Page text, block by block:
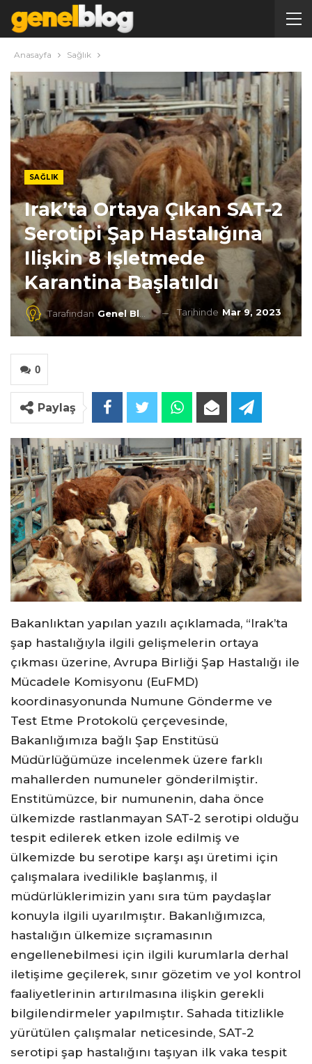
Anasayfa Sağlık
SAĞLIK
Irak’ta Ortaya Çıkan SAT-2
Serotipi Şap Hastalığına
Ilişkin 8 Işletmede
Karantina Başlatıldı
Tarafından Genel Blog Tarihinde Mar 9, 2023
0
Paylaş
Bakanlıktan yapılan yazılı açıklamada, “Irak’ta
şap hastalığıyla ilgili gelişmelerin ortaya
çıkması üzerine, Avrupa Birliği Şap Hastalığı ile
Mücadele Komisyonu (EuFMD)
koordinasyonunda Numune Gönderme ve
Test Etme Protokolü çerçevesinde,
Bakanlığımıza bağlı Şap Enstitüsü
Müdürlüğümüze incelenmek üzere farklı
mahallerden numuneler gönderilmiştir.
Enstitümüzce, bir numunenin, daha önce
ülkemizde rastlanmayan SAT-2 serotipi olduğu
tespit edilerek etken izole edilmiş ve
ülkemizde bu serotipe karşı aşı üretimi için
çalışmalara ivedilikle başlanmış, il
müdürlüklerimizin yanı sıra tüm paydaşlar
konuyla ilgili uyarılmıştır. Bakanlığımızca,
hastalığın ülkemize sıçramasının
engellenebilmesi için ilgili kurumlarla derhal
iletişime geçilerek, sınır gözetim ve yol kontrol
faaliyetlerinin artırılmasına ilişkin gerekli
bilgilendirmeler yapılmıştır. Sahada titizlikle
yürütülen çalışmalar neticesinde, SAT-2
serotipi şap hastalığını taşıyan ilk vaka tespit